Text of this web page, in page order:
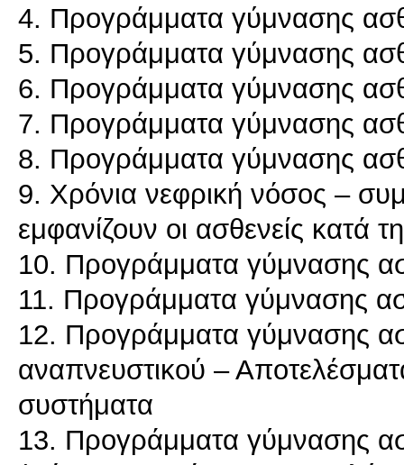
4. Προγράμματα γύμνασης
5. Προγράμματα γύμνασης
6. Προγράμματα γύμνασης
7. Προγράμματα γύμνασης
8. Προγράμματα γύμνασης
9. Χρόνια νεφρική νόσος –
εμφανίζουν οι ασθενείς κατά
10. Προγράμματα γύμνασης
11. Προγράμματα γύμνασης
12. Προγράμματα γύμνασης
αναπνευστικού –
συστήματα
13. Προγράμματα γύμνασης